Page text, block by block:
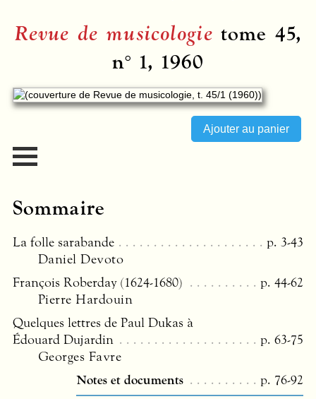
Revue de musicologie tome 45,
n° 1, 1960
Sommaire
La folle sarabande
p. 3-43
Daniel Devoto
François Roberday (1624-1680)
p. 44-62
Pierre Hardouin
Quelques lettres de Paul Dukas à
Édouard Dujardin
p. 63-75
Georges Favre
Notes et documents
p. 76-92